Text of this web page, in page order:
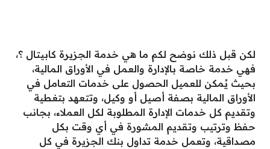
لكن قبل ذلك نوضح لكم ما هي خدمة الجزيرة كابيتال ؟،
فهي خدمة خاصة بالإدارة والعمل في الأوراق المالية،
بحيث يُمكن للعميل الحصول على خدمات التعامل في
الأوراق المالية بصفة أصيل أو وكيل، وتتعهد بتغطية
وتقديم كل خدمات الإدارة المطلوبة لكل العملاء، بجانب
حفظ وترتيب وتقديم المشورة في أي وقت بكل
مصداقية، وتعمل خدمة تداول بنك الجزيرة في كل